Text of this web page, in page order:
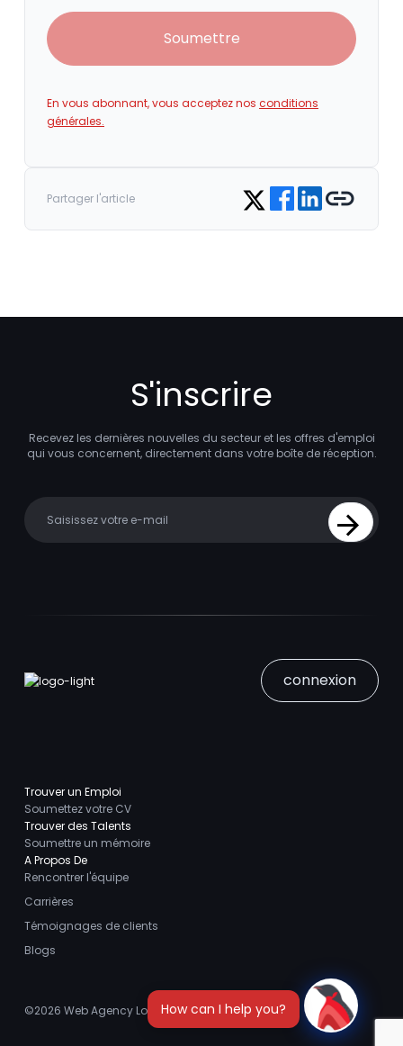
Soumettre
En vous abonnant, vous acceptez nos conditions
générales.
Partager l'article Share on Twitter
Share on Facebook
Share on LinkedIn
Copy link
S'inscrire
Recevez les dernières nouvelles du secteur et les offres d'emploi
qui vous concernent, directement dans votre boîte de réception.
Sign Up
connexion
Trouver un Emploi
Soumettez votre CV
Trouver des Talents
Soumettre un mémoire
A Propos De
Rencontrer l'équipe
Carrières
Témoignages de clients
Blogs
©2026 Web Agency London